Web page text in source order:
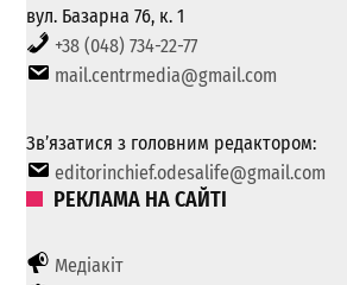
вул. Базарна 76, к. 1
+38 (048) 734-22-77
mail.centrmedia@gmail.com
Зв’язатися з головним редактором:
editorinchief.odesalife@gmail.com
РЕКЛАМА НА САЙТІ
Медіакіт